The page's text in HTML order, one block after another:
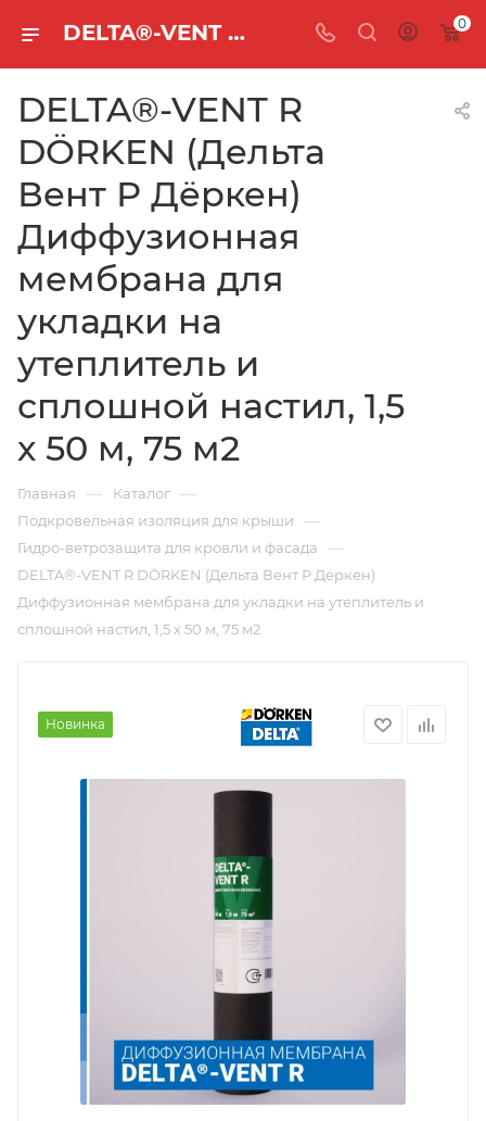
DELTA®-VENT R DÖRKEN (Дельта Вент Р Дёркен) Диффузионная мембрана для укладки на утеплитель и сплошной настил, 1,5 х 50 м, 75 м2 — купить в Новосибирске | Кровельщик 0
DELTA®-VENT R
DÖRKEN (Дельта
Вент Р Дёркен)
Диффузионная
мембрана для
укладки на
утеплитель и
сплошной настил, 1,5
х 50 м, 75 м2
Главная — Каталог —
Подкровельная изоляция для крыши —
Гидро-ветрозащита для кровли и фасада —
DELTA®-VENT R DÖRKEN (Дельта Вент Р Дёркен)
Диффузионная мембрана для укладки на утеплитель и
сплошной настил, 1,5 х 50 м, 75 м2
Новинка